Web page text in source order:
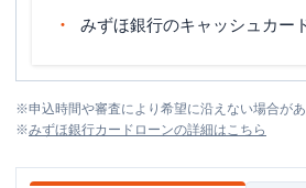
みずほ銀行のキャッシュカー
※申込時間や審査により希望に沿えない場合があ
※みずほ銀行カードローンの詳細はこちら